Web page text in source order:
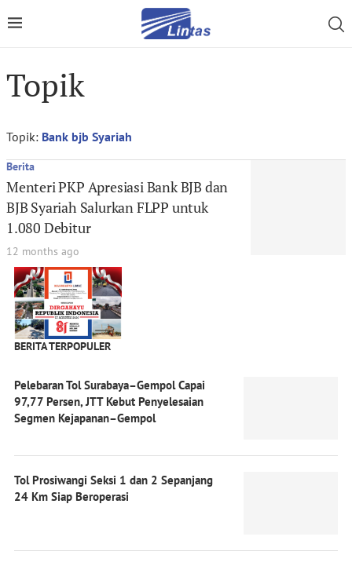
Topik
Topik: Bank bjb Syariah
Berita
Menteri PKP Apresiasi Bank BJB dan
BJB Syariah Salurkan FLPP untuk
1.080 Debitur
12 months ago
BERITA TERPOPULER
Pelebaran Tol Surabaya–Gempol Capai
97,77 Persen, JTT Kebut Penyelesaian
Segmen Kejapanan–Gempol
Tol Prosiwangi Seksi 1 dan 2 Sepanjang
24 Km Siap Beroperasi